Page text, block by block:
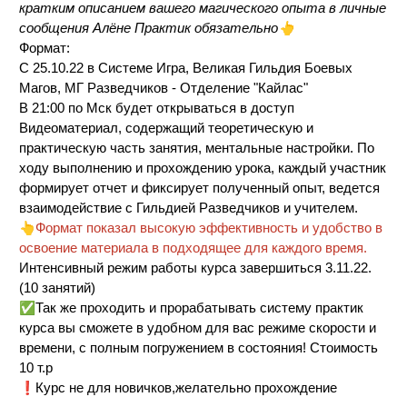
кратким описанием вашего магического опыта в личные
сообщения Алёне Практик обязательно👆
Формат:
С 25.10.22 в Системе Игра, Великая Гильдия Боевых
Магов, МГ Разведчиков - Отделение "Кайлас"
В 21:00 по Мск будет открываться в доступ
Видеоматериал, содержащий теоретическую и
практическую часть занятия, ментальные настройки. По
ходу выполнению и прохождению урока, каждый участник
формирует отчет и фиксирует полученный опыт, ведется
взаимодействие с Гильдией Разведчиков и учителем.
👆Формат показал высокую эффективность и удобство в
освоение материала в подходящее для каждого время.
Интенсивный режим работы курса завершиться 3.11.22.
(10 занятий)
✅Так же проходить и прорабатывать систему практик
курса вы сможете в удобном для вас режиме скорости и
времени, с полным погружением в состояния! Стоимость
10 т.р
❗ Курс не для новичков,желательно прохождение